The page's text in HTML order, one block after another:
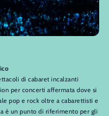
di cabaret incalzanti
per concerti affermata dove si
pop e rock oltre a cabarettisti e
è un punto di riferimento per gli